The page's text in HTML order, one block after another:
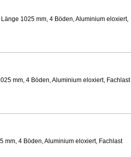
1025 mm, 4 Böden, Aluminium eloxiert,
mm, 4 Böden, Aluminium eloxiert, Fachlast
mm, 4 Böden, Aluminium eloxiert, Fachlast